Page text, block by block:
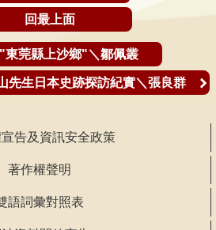
回最上面
東莞縣上沙鄉"＼鄒佩叢
先生日本史跡探訪紀實＼張良群
告及資訊安全政策
著作權聲明
語詞彙對照表